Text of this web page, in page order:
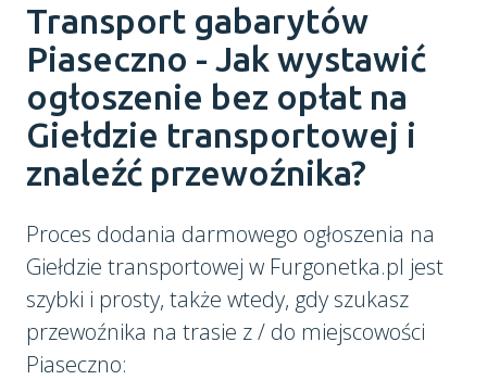
Transport gabarytów
Piaseczno - Jak wystawić
ogłoszenie bez opłat na
Giełdzie transportowej i
znaleźć przewoźnika?
Proces dodania darmowego ogłoszenia na
Giełdzie transportowej w Furgonetka.pl jest
szybki i prosty, także wtedy, gdy szukasz
przewoźnika na trasie z / do miejscowości
Piaseczno: